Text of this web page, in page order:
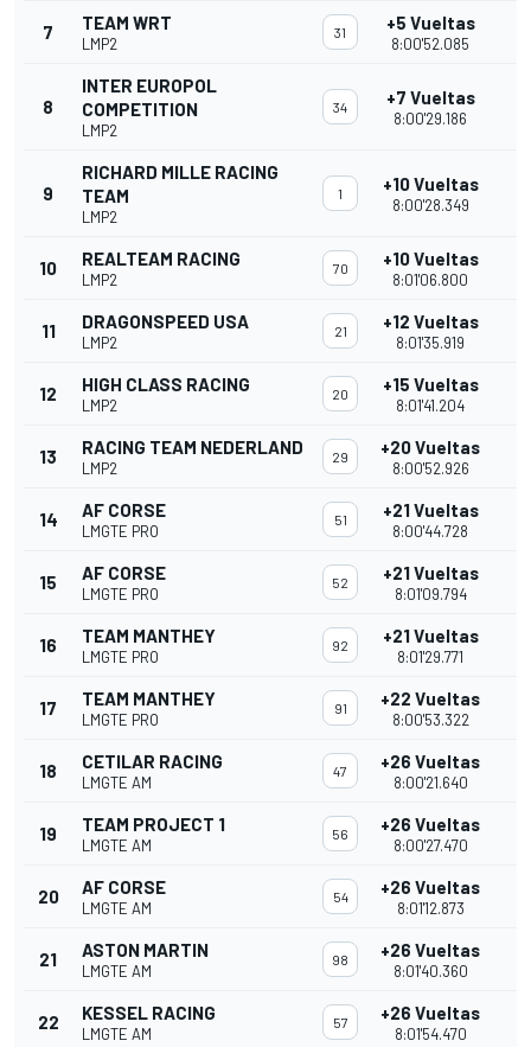
7 TEAM WRT
LMP2
31 +5 Vueltas
8:00'52.085
8
INTER EUROPOL
COMPETITION
LMP2
34 +7 Vueltas
8:00'29.186
9
RICHARD MILLE RACING
TEAM
LMP2
1 +10 Vueltas
8:00'28.349
10 REALTEAM RACING
LMP2
70 +10 Vueltas
8:01'06.800
11 DRAGONSPEED USA
LMP2
21 +12 Vueltas
8:01'35.919
12 HIGH CLASS RACING
LMP2
20 +15 Vueltas
8:01'41.204
13 RACING TEAM NEDERLAND
LMP2
29 +20 Vueltas
8:00'52.926
14 AF CORSE
LMGTE PRO
51 +21 Vueltas
8:00'44.728
15 AF CORSE
LMGTE PRO
52 +21 Vueltas
8:01'09.794
16 TEAM MANTHEY
LMGTE PRO
92 +21 Vueltas
8:01'29.771
17 TEAM MANTHEY
LMGTE PRO
91 +22 Vueltas
8:00'53.322
18 CETILAR RACING
LMGTE AM
47 +26 Vueltas
8:00'21.640
19 TEAM PROJECT 1
LMGTE AM
56 +26 Vueltas
8:00'27.470
20 AF CORSE
LMGTE AM
54 +26 Vueltas
8:01'12.873
21 ASTON MARTIN
LMGTE AM
98 +26 Vueltas
8:01'40.360
22 KESSEL RACING
LMGTE AM
57 +26 Vueltas
8:01'54.470